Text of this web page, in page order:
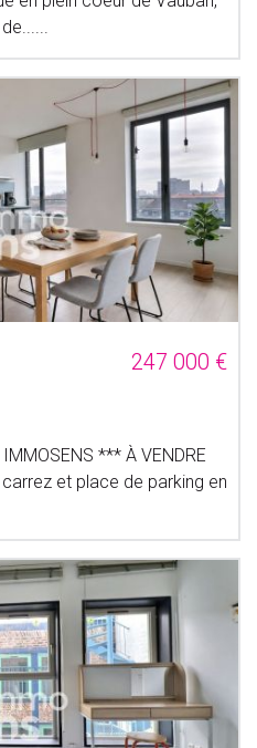
247 000 €
*** À VENDRE
et place de parking en